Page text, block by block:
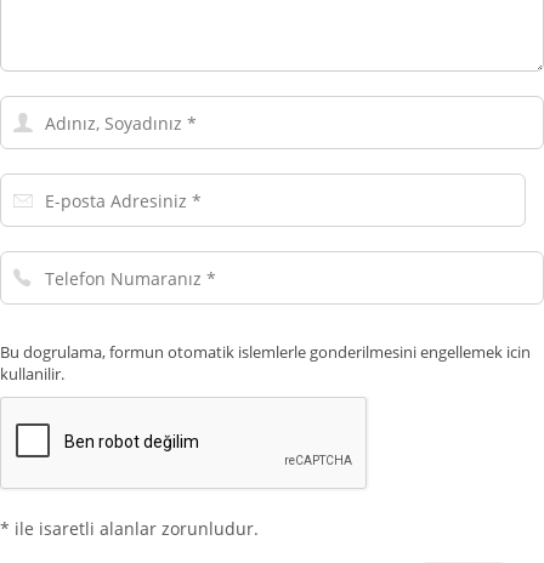
Adınız,
Soyadınız
E-
posta
Telefon
Numaranız
Bu dogrulama, formun otomatik islemlerle gonderilmesini engellemek icin
kullanilir.
* ile isaretli alanlar zorunludur.